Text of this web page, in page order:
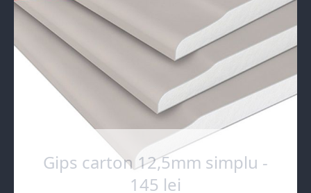
Gips carton 12,5mm simplu -
145 lei